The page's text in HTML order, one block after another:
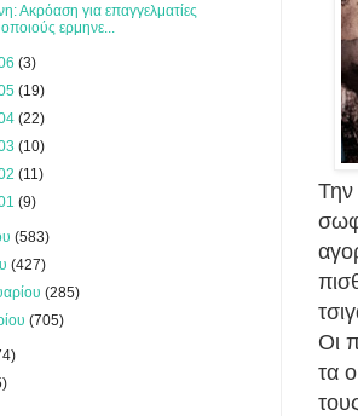
Την
Οι
τα
Ακρόαση για επαγγελματίες
ερμηνε...
(3)
(19)
(22)
(10)
(11)
(9)
(583)
(427)
(285)
(705)